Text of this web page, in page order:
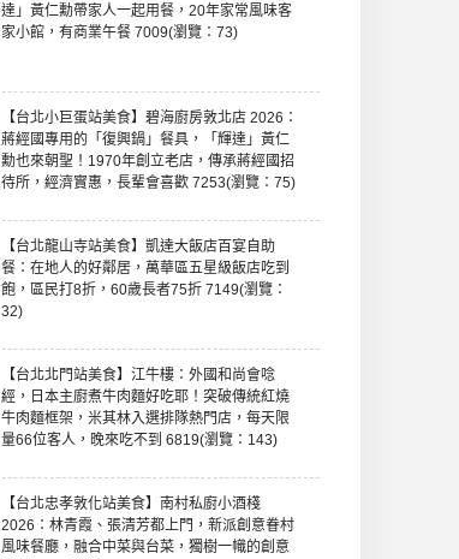
達」黃仁勳帶家人一起用餐，20年家常風味客
家小館，有商業午餐 7009(瀏覽：73)
【台北小巨蛋站美食】碧海廚房敦北店 2026：
蔣經國專用的「復興鍋」餐具，「輝達」黃仁
勳也來朝聖！1970年創立老店，傳承蔣經國招
待所，經濟實惠，長輩會喜歡 7253(瀏覽：75)
【台北龍山寺站美食】凱達大飯店百宴自助
餐：在地人的好鄰居，萬華區五星級飯店吃到
飽，區民打8折，60歲長者75折 7149(瀏覽：
32)
【台北北門站美食】江牛樓：外國和尚會唸
經，日本主廚煮牛肉麵好吃耶！突破傳統紅燒
牛肉麵框架，米其林入選排隊熱門店，每天限
量66位客人，晚來吃不到 6819(瀏覽：143)
【台北忠孝敦化站美食】南村私廚小酒棧
2026：林青霞、張清芳都上門，新派創意眷村
風味餐廳，融合中菜與台菜，獨樹一幟的創意